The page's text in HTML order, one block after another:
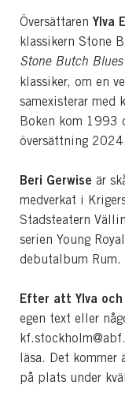
Översättaren Ylva
klassikern Stone
Stone Butch Blues
klassiker, om en
samexisterar med
Boken kom 1993
översättning 2024.
Beri Gerwise är
medverkat i
Stadsteatern
serien Young
debutalbum Rum.
Efter att Ylva
egen text eller
läsa. Det
på plats under